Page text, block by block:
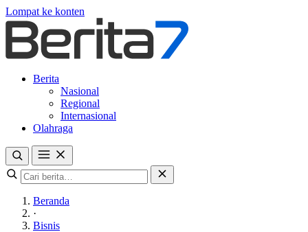
Lompat ke konten
Berita
Nasional
Regional
Internasional
Olahraga
Beranda
·
Bisnis